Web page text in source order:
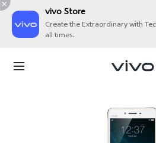
vivo Store
Create the Extraordinary with
all times.